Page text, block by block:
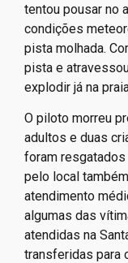
tentou pousar no
condições
pista molhada.
pista e
explodir já na
O piloto morreu
adultos e duas
foram
pelo local
atendimento
algumas das
atendidas na
transferidas para